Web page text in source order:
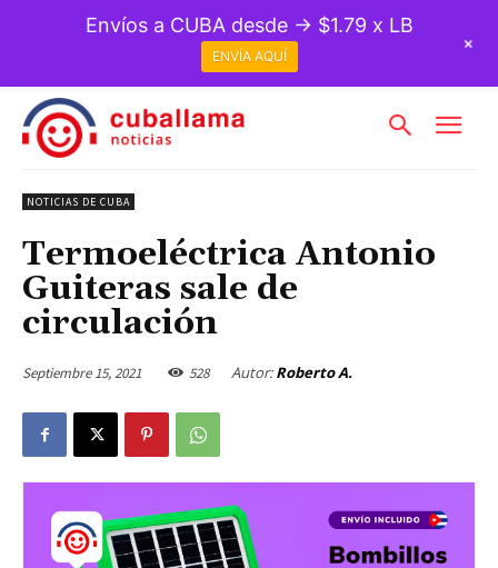
NOTICIAS DE CUBA
Termoeléctrica Antonio
Guiteras sale de
circulación
Septiembre 15, 2021 528 Autor: Roberto A.
Envíos a CUBA desde → $1.79 x LB
ENVÍA AQUÍ
+